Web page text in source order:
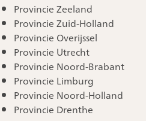
Provincie Zeeland
Provincie Zuid-Holland
Provincie Overijssel
Provincie Utrecht
Provincie Noord-Brabant
Provincie Limburg
Provincie Noord-Holland
Provincie Drenthe